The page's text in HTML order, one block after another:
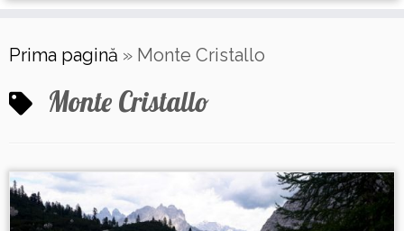
to
content
Prima pagină » Monte Cristallo
Monte Cristallo